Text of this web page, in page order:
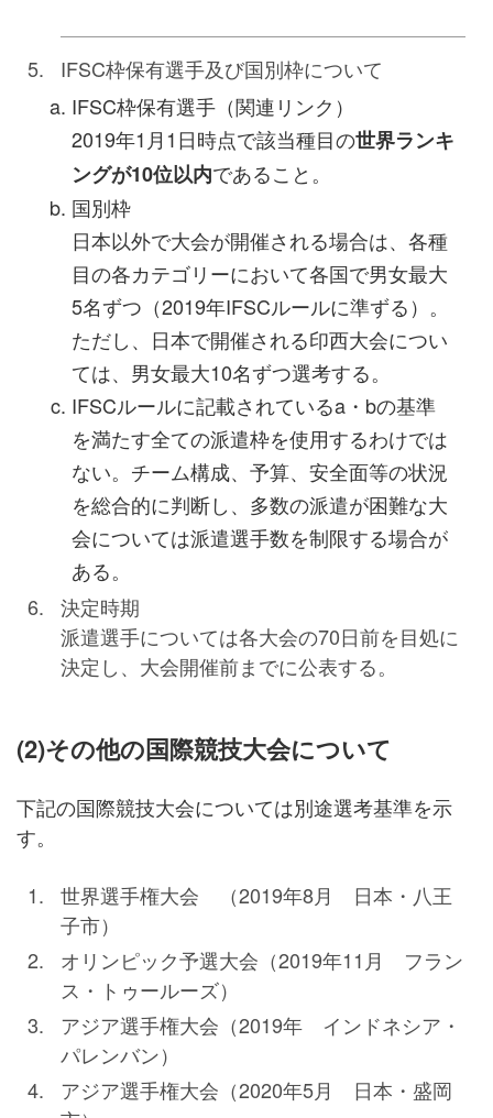
IFSC枠保有選手及び国別枠について
IFSC枠保有選手（関連リンク）
2019年1月1日時点で該当種目の世界ランキ
ングが10位以内であること。
国別枠
日本以外で大会が開催される場合は、各種
目の各カテゴリーにおいて各国で男女最大
5名ずつ（2019年IFSCルールに準ずる）。
ただし、日本で開催される印西大会につい
ては、男女最大10名ずつ選考する。
IFSCルールに記載されているa・bの基準
を満たす全ての派遣枠を使用するわけでは
ない。チーム構成、予算、安全面等の状況
を総合的に判断し、多数の派遣が困難な大
会については派遣選手数を制限する場合が
ある。
決定時期
派遣選手については各大会の70日前を目処に
決定し、大会開催前までに公表する。
(2)その他の国際競技大会について
下記の国際競技大会については別途選考基準を示
す。
世界選手権大会 （2019年8月 日本・八王
子市）
オリンピック予選大会（2019年11月 フラン
ス・トゥールーズ）
アジア選手権大会（2019年 インドネシア・
パレンバン）
アジア選手権大会（2020年5月 日本・盛岡